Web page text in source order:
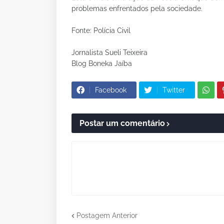
problemas enfrentados pela sociedade.
Fonte: Polícia Civil
Jornalista Sueli Teixeira
Blog Boneka Jaíba
Facebook Twitter
Postar um comentário
Postagem Anterior